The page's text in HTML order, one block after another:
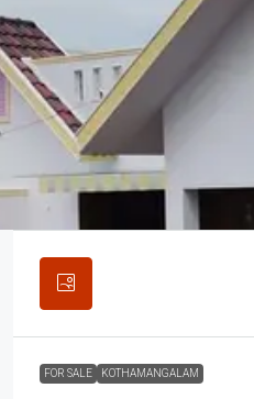
FOR SALE KOTHAMANGALAM